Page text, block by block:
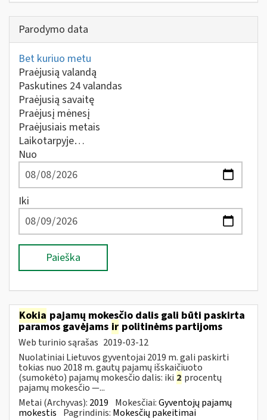
Parodymo data
Bet kuriuo metu
Praėjusią valandą
Paskutines 24 valandas
Praėjusią savaitę
Praėjusį mėnesį
Praėjusiais metais
Laikotarpyje…
Nuo
Iki
Paieška
Kokia pajamų mokesčio dalis gali būti paskirta
paramos gavėjams ir politinėms partijoms
Web turinio sąrašas 2019-03-12
Nuolatiniai Lietuvos gyventojai 2019 m. gali paskirti
tokias nuo 2018 m. gautų pajamų išskaičiuoto
(sumokėto) pajamų mokesčio dalis: iki 2 procentų
pajamų mokesčio —...
Metai (Archyvas): 2019 Mokesčiai:Gyventojų pajamų
mokestis Pagrindinis: Mokesčių pakeitimai